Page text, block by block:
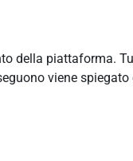
della piattaforma.
viene